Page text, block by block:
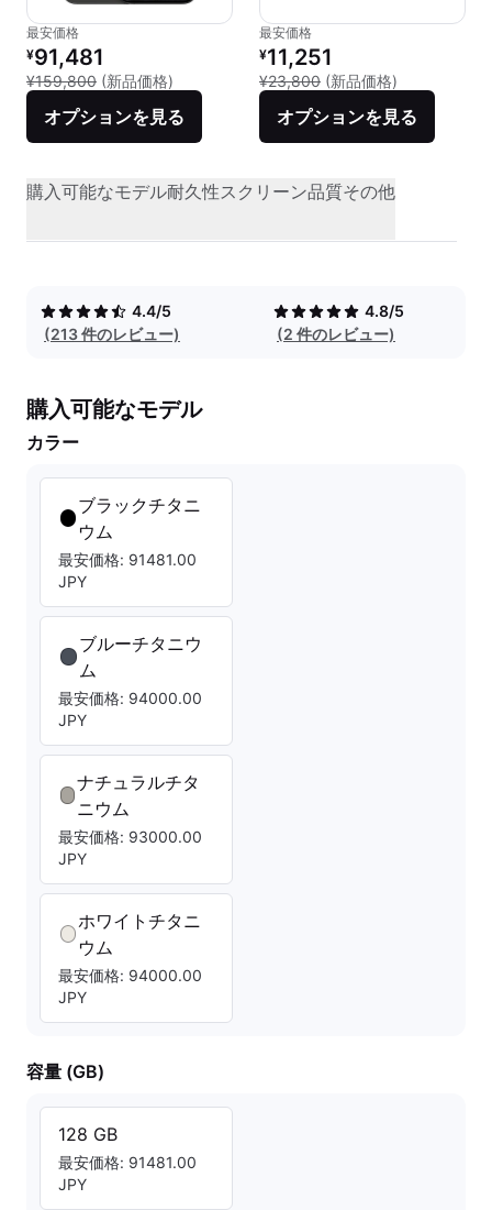
最安価格
リファービッシュ品の価格：
¥91,481
¥159,800 (新品価格) 新品との比較：¥159,800
オプションを見る
最安価格
リファービッシュ品の価格：
¥11,251
¥23,800 (新品価格)
オプションを見る
購入可能なモデル耐久性スクリーン品質その他
4.4/5
(213 件のレビュー)
4.8/5
(2 件のレビュー)
購入可能なモデル
カラー
ブラックチタニ
ウム
最安価格: 91481.00
JPY
ブルーチタニウ
ム
最安価格: 94000.00
JPY
ナチュラルチタ
ニウム
最安価格: 93000.00
JPY
ホワイトチタニ
ウム
最安価格: 94000.00
JPY
容量 (GB)
128 GB
最安価格: 91481.00
JPY